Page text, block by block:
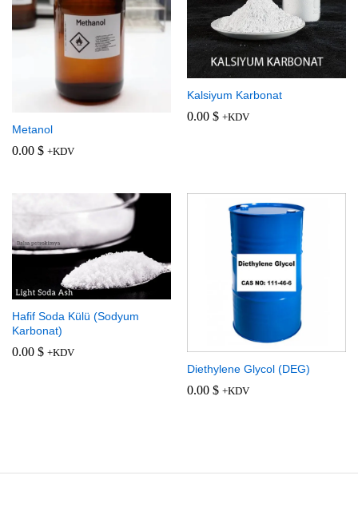
Metanol
0.00 $ +KDV
Kalsiyum Karbonat
0.00 $ +KDV
Hafif Soda Külü (Sodyum
Karbonat)
0.00 $ +KDV
Diethylene Glycol (DEG)
0.00 $ +KDV